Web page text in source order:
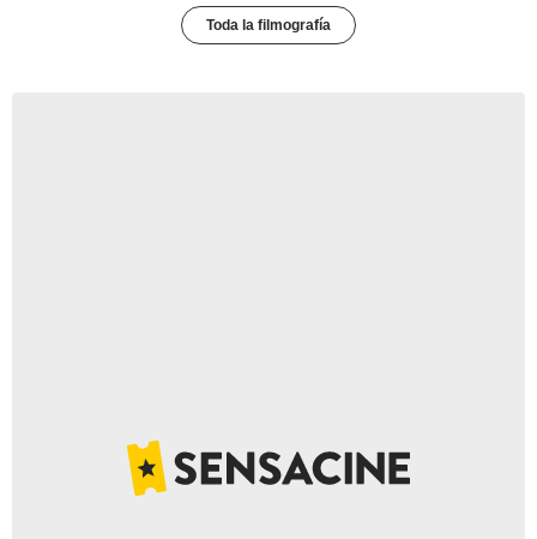
Toda la filmografía